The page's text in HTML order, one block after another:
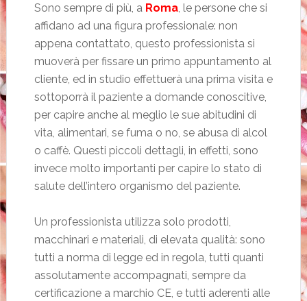
Sono sempre di più, a Roma, le persone che si
affidano ad una figura professionale: non
appena contattato, questo professionista si
muoverà per fissare un primo appuntamento al
cliente, ed in studio effettuerà una prima visita e
sottoporrà il paziente a domande conoscitive,
per capire anche al meglio le sue abitudini di
vita, alimentari, se fuma o no, se abusa di alcol
o caffè. Questi piccoli dettagli, in effetti, sono
invece molto importanti per capire lo stato di
salute dell’intero organismo del paziente.
Un professionista utilizza solo prodotti,
macchinari e materiali, di elevata qualità: sono
tutti a norma di legge ed in regola, tutti quanti
assolutamente accompagnati, sempre da
certificazione a marchio CE, e tutti aderenti alle